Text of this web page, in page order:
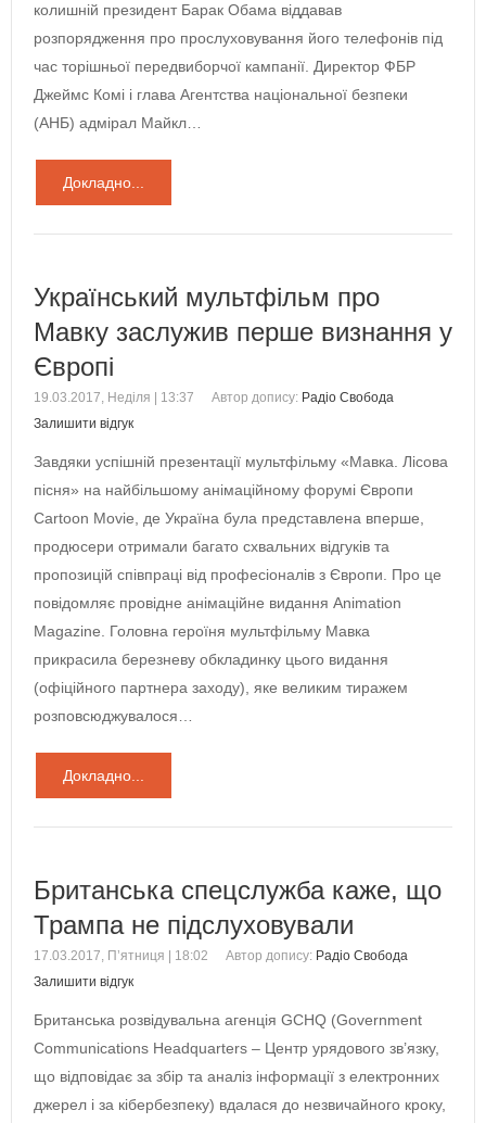
колишній президент Барак Обама віддавав
розпорядження про прослуховування його телефонів під
час торішньої передвиборчої кампанії. Директор ФБР
Джеймс Комі і глава Агентства національної безпеки
(АНБ) адмірал Майкл…
Докладно...
Український мультфільм про
Мавку заслужив перше визнання у
Європі
19.03.2017, Неділя | 13:37 Автор допису: Радіо Свобода
Залишити відгук
Завдяки успішній презентації мультфільму «Мавка. Лісова
пісня» на найбільшому анімаційному форумі Європи
Cartoon Movie, де Україна була представлена вперше,
продюсери отримали багато схвальних відгуків та
пропозицій співпраці від професіоналів з Європи. Про це
повідомляє провідне анімаційне видання Animation
Magazine. Головна героїня мультфільму Мавка
прикрасила березневу обкладинку цього видання
(офіційного партнера заходу), яке великим тиражем
розповсюджувалося…
Докладно...
Британська спецслужба каже, що
Трампа не підслуховували
17.03.2017, П’ятниця | 18:02 Автор допису: Радіо Свобода
Залишити відгук
Британська розвідувальна агенція GCHQ (Government
Communications Headquarters – Центр урядового зв’язку,
що відповідає за збір та аналіз інформації з електронних
джерел і за кібербезпеку) вдалася до незвичайного кроку,